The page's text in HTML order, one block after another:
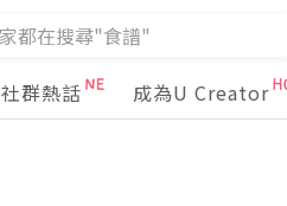
社群熱話 成為U Creator